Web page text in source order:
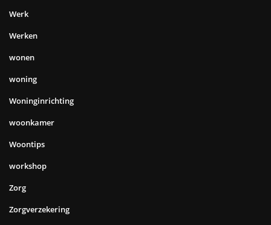
Werk
Werken
wonen
woning
Woninginrichting
woonkamer
Woontips
workshop
Zorg
Zorgverzekering